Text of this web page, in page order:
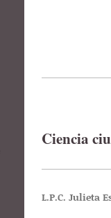
Ciencia
L.P.C. Julieta